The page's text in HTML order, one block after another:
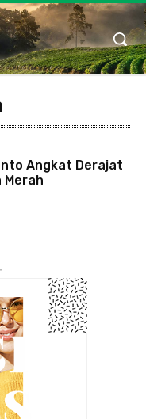
Angkat Derajat
Merah